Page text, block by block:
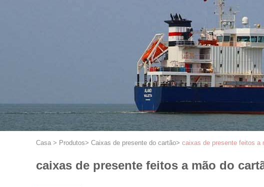
Casa > Produtos> Caixas de presente do cartão> caixas de presente feitos a
caixas de presente feitos a mão do